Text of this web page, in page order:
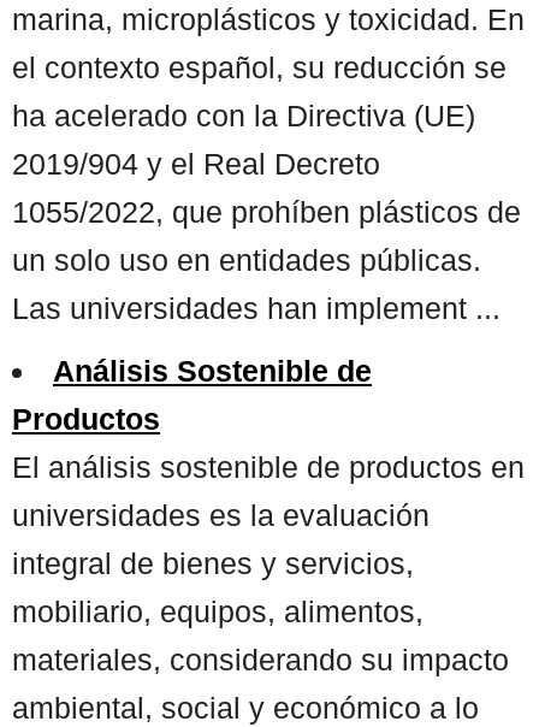
marina, microplásticos y toxicidad. En
el contexto español, su reducción se
ha acelerado con la Directiva (UE)
2019/904 y el Real Decreto
1055/2022, que prohíben plásticos de
un solo uso en entidades públicas.
Las universidades han implement ...
Análisis Sostenible de
Productos
El análisis sostenible de productos en
universidades es la evaluación
integral de bienes y servicios,
mobiliario, equipos, alimentos,
materiales, considerando su impacto
ambiental, social y económico a lo